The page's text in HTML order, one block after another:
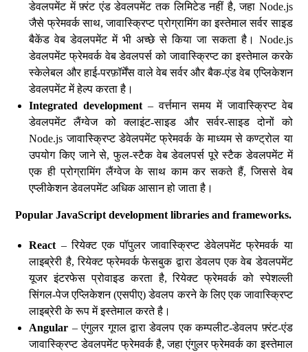
डेवलपमेंट में फ़्रंट एंड डेवलपमेंट तक लिमिटेड नहीं है, जहा Node.js
जैसे फ्रेमवर्क साथ, जावास्क्रिप्ट प्रोग्रामिंग का इस्तेमाल सर्वर साइड
बैकेंड वेब डेवलपमेंट में भी अच्छे से किया जा सकता है। Node.js
डेवलपमेंट फ्रेमवर्क वेब डेवलपर्स को जावास्क्रिप्ट का इस्तेमाल करके
स्केलेबल और हाई-परफ़ॉर्मेंस वाले वेब सर्वर और बैक-एंड वेब एप्लिकेशन
डेवलपमेंट में हेल्प करता है।
Integrated development – वर्त्तमान समय में जावास्क्रिप्ट वेब
डेवलपमेंट लैंग्वेज को क्लाइंट-साइड और सर्वर-साइड दोनों को
Node.js जावास्क्रिप्ट डेवेलपमेंट फ्रेमवर्क के माध्यम से कण्ट्रोल या
उपयोग किए जाने से, फुल-स्टैक वेब डेवलपर्स पूरे स्टैक डेवलपमेंट में
एक ही प्रोग्रामिंग लैंग्वेज के साथ काम कर सकते हैं, जिससे वेब
एप्लीकेशन डेवलपमेंट अधिक आसान हो जाता है।
Popular JavaScript development libraries and frameworks.
React – रियेक्ट एक पॉपुलर जावास्क्रिप्ट डेवेलपमेंट फ्रेमवर्क या
लाइब्रेरी है, रियेक्ट फ्रेमवर्क फेसबुक द्वारा डेवलप एक वेब डेवलपमेंट
यूजर इंटरफेस प्रोवाइड करता है, रियेक्ट फ्रेमवर्क को स्पेशल्ली
सिंगल-पेज एप्लिकेशन (एसपीए) डेवलप करने के लिए एक जावास्क्रिप्ट
लाइब्रेरी के रूप में इस्तेमाल करते है।
Angular – एंगुलर गूगल द्वारा डेवलप एक कम्पलीट-डेवलप फ़्रंट-एंड
जावास्क्रिप्ट डेवलपमेंट फ्रेमवर्क है, जहा एंगुलर फ्रेमवर्क का इस्तेमाल